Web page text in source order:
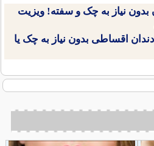
بدون نیاز به چک و سفته! ویزیت
دندان اقساطی بدون نیاز به چک یا